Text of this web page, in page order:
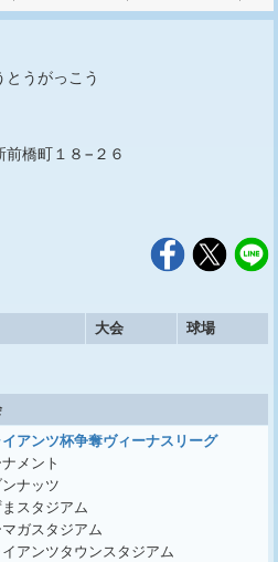
とうがっこう
前橋町１８−２６
大会 球場
アンツ杯争奪ヴィーナスリーグ
ナメント
ナッツ
スタジアム
ガスタジアム
アンツタウンスタジアム